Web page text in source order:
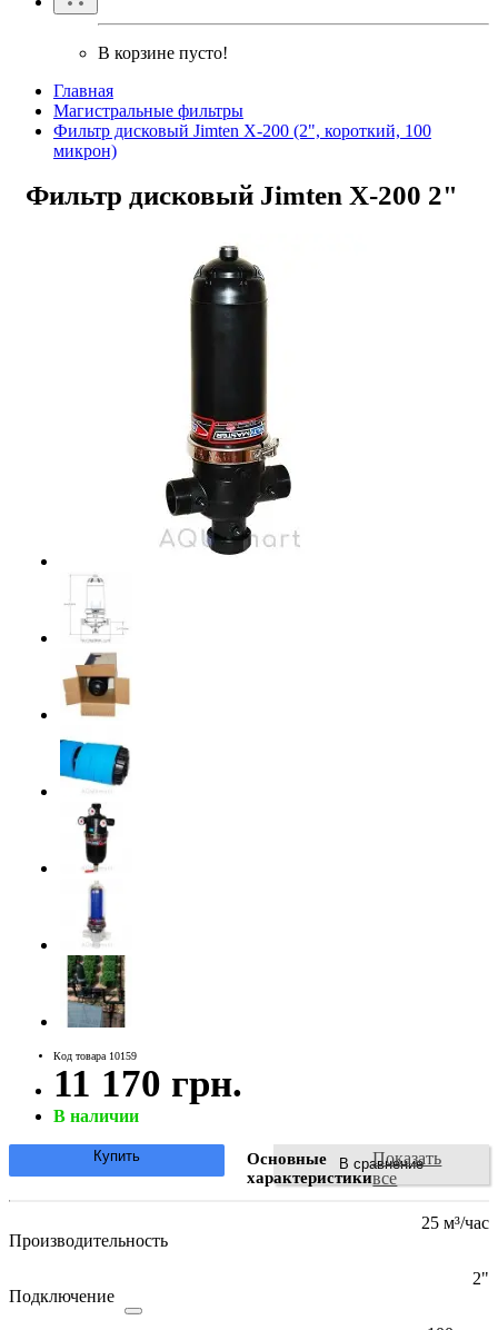
В корзине пусто!
Главная
Магистральные фильтры
Фильтр дисковый Jimten Х-200 (2", короткий, 100
микрон)
Фильтр дисковый Jimten Х-200 2"
Код товара 10159
11 170 грн.
В наличии
В сравнение
Купить
Основные
характеристики
Показать
все
Производительность
25 м³/час
Подключение
2"